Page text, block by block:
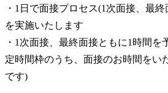
・1日で面接プロセス(1次面接、最
を実施いたします
・1次面接、最終面接ともに1時間を
定時間枠のうち、面接のお時間をい
です)